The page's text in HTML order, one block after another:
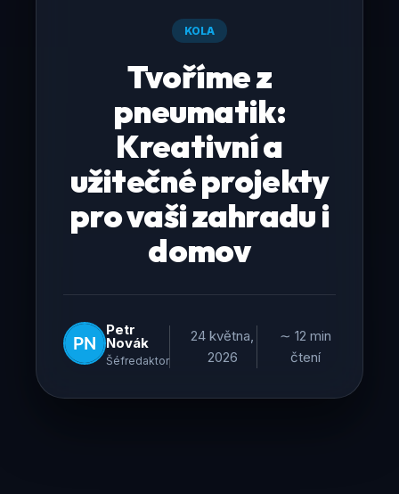
KOLA
Tvoříme z
pneumatik:
Kreativní a
užitečné projekty
pro vaši zahradu i
domov
Petr
Novák
Šéfredaktor
24 května,
2026
∼ 12 min
čtení